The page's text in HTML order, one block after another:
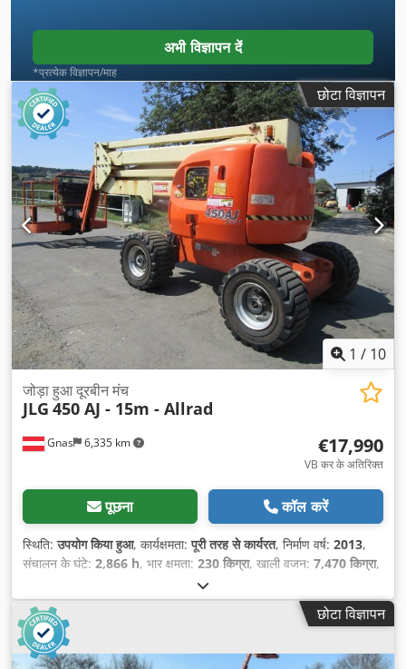
अभी विज्ञापन दें
*प्रत्येक विज्ञापन/माह
छोटा विज्ञापन
1 / 10
Gnas 6,335 km
जोड़ा हुआ दूरबीन मंच
JLG 450 AJ - 15m - Allrad
€17,990
VB कर के अतिरिक्त
पूछना कॉल करें
स्थिति:उपयोग किया हुआ, कार्यक्षमता:पूरी तरह से कार्यरत, निर्माण वर्ष: 2013,
संचालन के घंटे: 2,866 h, भार क्षमता: 230 किग्रा, खाली वजन: 7,470 किग्रा,
, ईंधन का प्रकार:
ड्राइव प्रकार:Diesel, बाँह की पहुँच:7,470 मिमी, निर्माण चौड़ाई:2,340
मिमी, कार्य ऊँचाई: छोटा विज्ञापन